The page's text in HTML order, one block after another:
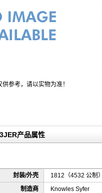
参考，请以实物为准！
产品属性
封装/外壳
1812（4532 公制）
制造商
Knowles Syfer